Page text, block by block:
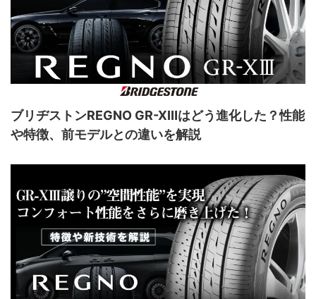
ブリヂストンREGNO GR-XⅢはどう進化した？性能
や特徴、前モデルとの違いを解説